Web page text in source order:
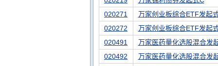
020271
万家创业板综合ETF发起
020272
万家创业板综合ETF发起
020491
万家医药量化选股混合发
020492
万家医药量化选股混合发